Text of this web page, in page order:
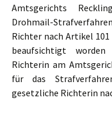
Amtsgerichts
Drohmail-
Richter nach Artikel
beaufsichtigt
Richterin am
für das
gesetzliche Richterin